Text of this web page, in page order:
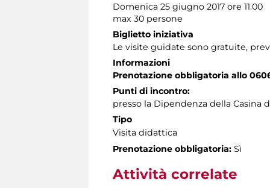
Domenica 25 giugno 2017 ore 11.00
max 30 persone
Biglietto iniziativa
Le visite guidate sono gratuite,
Informazioni
Prenotazione obbligatoria allo
Punti di incontro:
presso la Dipendenza della Casina
Tipo
Visita didattica
Prenotazione obbligatoria: Sì
Attività correlate